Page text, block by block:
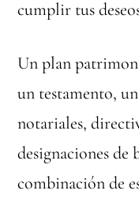
cumplir tus
Un plan
un testamento,
notariales,
designaciones de
combinación de